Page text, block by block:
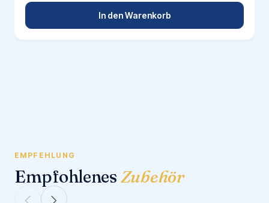
In den Warenkorb
EMPFEHLUNG
Empfohlenes Zubehör